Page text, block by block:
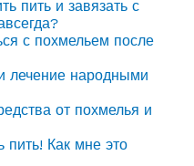
пить и завязать с
с похмельем после
лечение народными
от похмелья и
пить! Как мне это